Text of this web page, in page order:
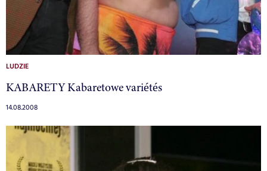
LUDZIE
KABARETY Kabaretowe variétés
14.08.2008